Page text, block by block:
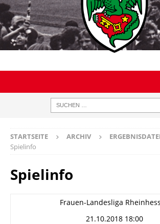
STARTSEITE ARCHIV
Spielinfo
Spielinfo
Frauen-Landesliga
21.10.2018 18:00